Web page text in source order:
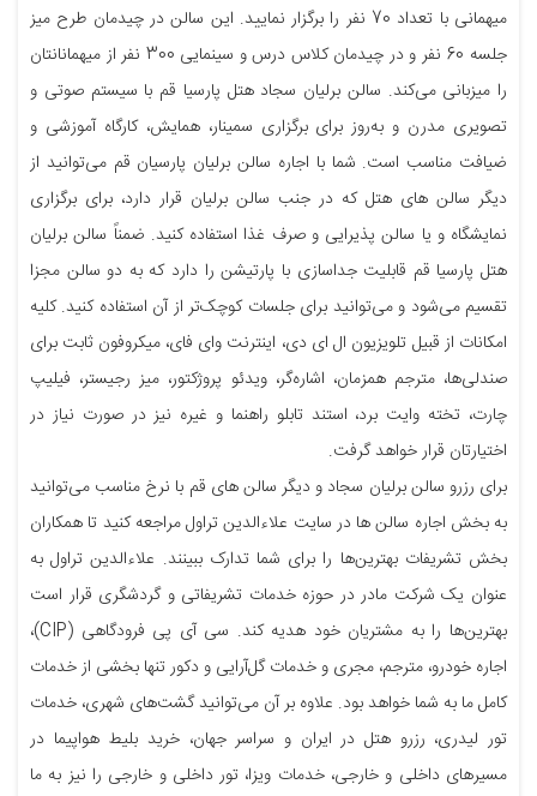
میهمانی با تعداد 70 نفر را برگزار نمایید. این سالن در چیدمان طرح میز
جلسه 60 نفر و در چیدمان کلاس درس و سینمایی 300 نفر از میهمانانتان
را میزبانی می‌کند. سالن برلیان سجاد هتل پارسیا قم با سیستم صوتی و
تصویری مدرن و به‌روز برای برگزاری سمینار، همایش، کارگاه آموزشی و
ضیافت مناسب است. شما با اجاره سالن برلیان پارسیان قم می‌توانید از
دیگر سالن های هتل که در جنب سالن برلیان قرار دارد، برای برگزاری
نمایشگاه و یا سالن پذیرایی و صرف غذا استفاده کنید. ضمناً سالن برلیان
هتل پارسیا قم قابلیت جداسازی با پارتیشن را دارد که به دو سالن مجزا
تقسیم می‌شود و می‌توانید برای جلسات کوچک‌تر از آن استفاده کنید. کلیه
امکانات از قبیل تلویزیون ال ای دی، اینترنت وای فای، میکروفون ثابت برای
صندلی‌ها، مترجم همزمان، اشاره‌گر، ویدئو پروژکتور، میز رجیستر، فیلیپ
چارت، تخته وایت برد، استند تابلو راهنما و غیره نیز در صورت نیاز در
اختیارتان قرار خواهد گرفت.
برای رزرو سالن برلیان سجاد و دیگر سالن های قم با نرخ مناسب می‌توانید
به بخش اجاره سالن ها در سایت علاءالدین تراول مراجعه کنید تا همکاران
بخش تشریفات بهترین‌ها را برای شما تدارک ببینند. علاءالدین تراول به
عنوان یک شرکت مادر در حوزه خدمات تشریفاتی و گردشگری قرار است
بهترین‌ها را به مشتریان خود هدیه کند. سی آی پی فرودگاهی (CIP)،
اجاره خودرو، مترجم، مجری و خدمات گل‌آرایی و دکور تنها بخشی از خدمات
کامل ما به شما خواهد بود. علاوه بر آن می‌توانید گشت‌های شهری، خدمات
تور لیدری، رزرو هتل در ایران و سراسر جهان، خرید بلیط هواپیما در
مسیرهای داخلی و خارجی، خدمات ویزا، تور داخلی و خارجی را نیز به ما